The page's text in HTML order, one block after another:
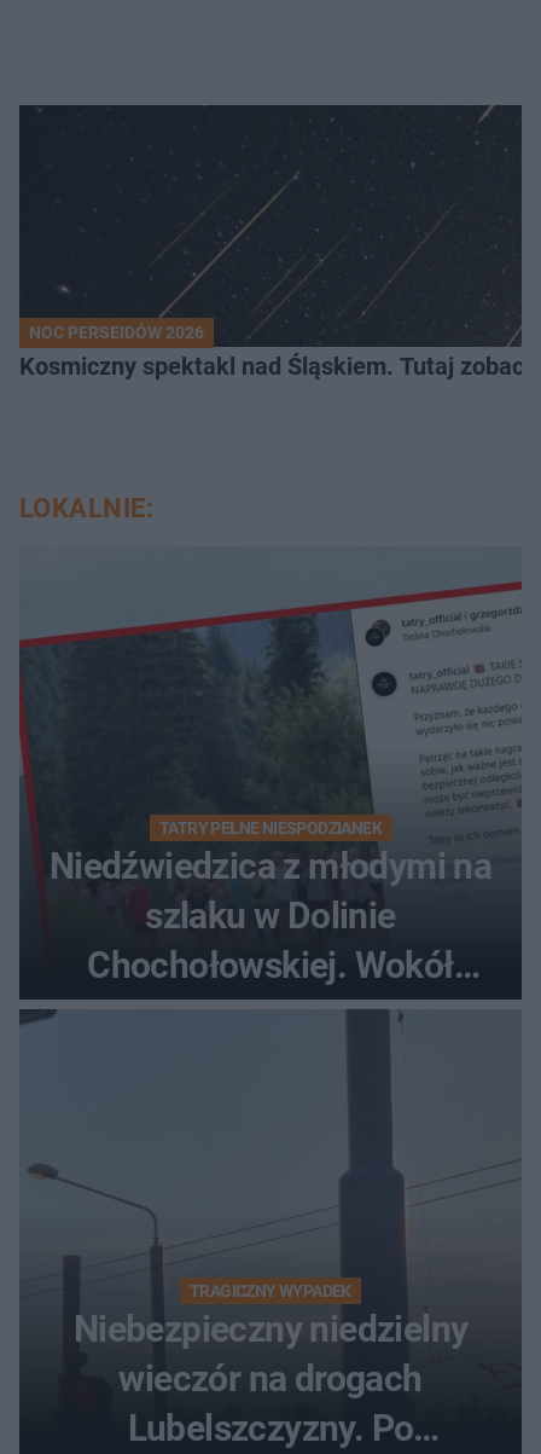
NOC PERSEIDÓW 2026
Kosmiczny spektakl nad Śląskiem. Tutaj
LOKALNIE:
TATRY PEŁNE NIESPODZIANEK
Niedźwiedzica z młodymi na
szlaku w Dolinie
Chochołowskiej. Wokół
turyści!
TRAGICZNY WYPADEK
Niebezpieczny niedzielny
wieczór na drogach
Lubelszczyzny. Po